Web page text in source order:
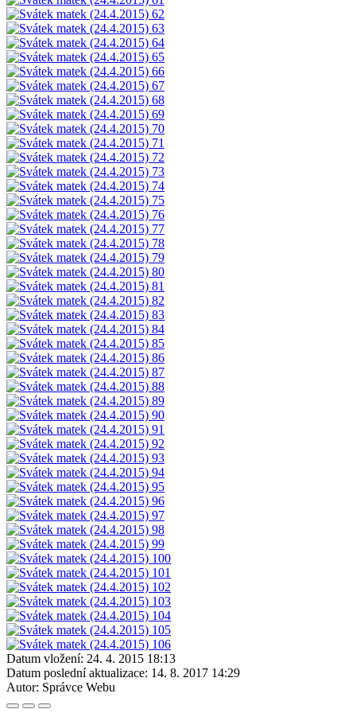
Datum vložení: 24. 4. 2015 18:13
Datum poslední aktualizace: 14. 8. 2017 14:29
Autor: Správce Webu